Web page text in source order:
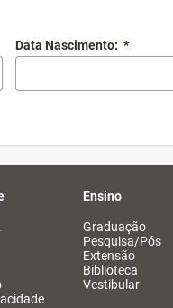
Data Nascimento: *
Ensino
Graduação
Pesquisa/Pós
Extensão
Biblioteca
Vestibular